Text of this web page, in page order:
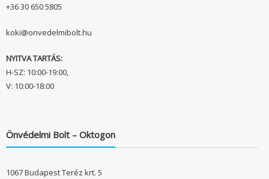
+36 30 650 5805
koki@onvedelmibolt.hu
NYITVA TARTÁS:
H-SZ: 10:00-19:00,
V: 10:00-18:00
Önvédelmi Bolt – Oktogon
1067 Budapest Teréz krt. 5